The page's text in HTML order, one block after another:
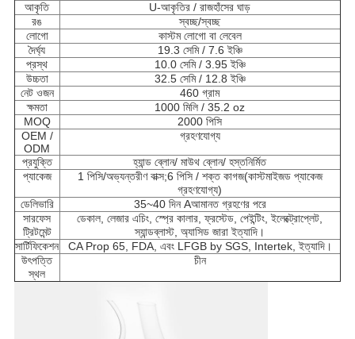
আকৃতি
U-আকৃতির / রাজহাঁসের ঘাড়
রঙ
স্বচ্ছ/স্বচ্ছ
লোগো
কাস্টম লোগো বা লেবেল
দৈর্ঘ্য
19.3 সেমি / 7.6 ইঞ্চি
প্রস্থ
10.0 সেমি / 3.95 ইঞ্চি
উচ্চতা
32.5 সেমি / 12.8 ইঞ্চি
নেট ওজন
460 গ্রাম
ক্ষমতা
1000 মিলি / 35.2 oz
MOQ
2000 পিসি
OEM /
ODM
গ্রহণযোগ্য
প্রযুক্তি
হ্যান্ড ব্লোন/ মাউথ ব্লোন/ হস্তনির্মিত
প্যাকেজ
1 পিসি/অভ্যন্তরীণ বাক্স;6 পিসি / শক্ত কাগজ(কাস্টমাইজড প্যাকেজ
গ্রহণযোগ্য)
ডেলিভারি
35~40 দিন Aআমানত গ্রহণের পরে
সারফেস
ট্রিটমেন্ট
ডেকাল, লেজার এচিং, স্প্রে কালার, ফ্রস্টেড, পেইন্টিং, ইলেক্ট্রোপ্লেট,
স্যান্ডব্লাস্ট, অ্যাসিড জারা ইত্যাদি।
সার্টিফিকেশন
CA Prop 65, FDA, এবং LFGB by SGS, Intertek, ইত্যাদি।
উৎপত্তি
স্থল
চীন